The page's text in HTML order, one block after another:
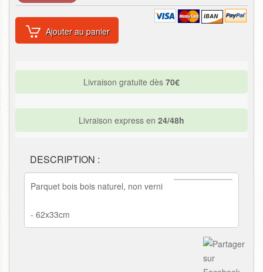
Ajouter au panier
Livraison gratuite dès 70€
Livraison express en 24/48h
DESCRIPTION :
Parquet bois bois naturel, non verni
- 62x33cm